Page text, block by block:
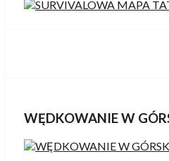
WĘDKOWANIE W